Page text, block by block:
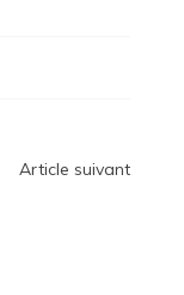
Article suivant